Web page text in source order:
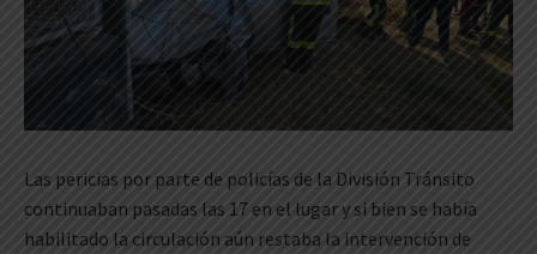
Las pericias por parte de policías de la División Tránsito
continuaban pasadas las 17 en el lugar y si bien se había
habilitado la circulación aún restaba la intervención de